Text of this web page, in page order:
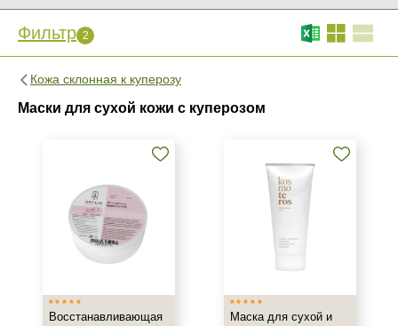
Фильтр 2
Кожа склонная к куперозу
Маски для сухой кожи с куперозом
Фильтр 2 Сброс
Kosmoteros Professionnel (Paris)
Израиль
Показать еще
Восстанавливающая
Маска для сухой и